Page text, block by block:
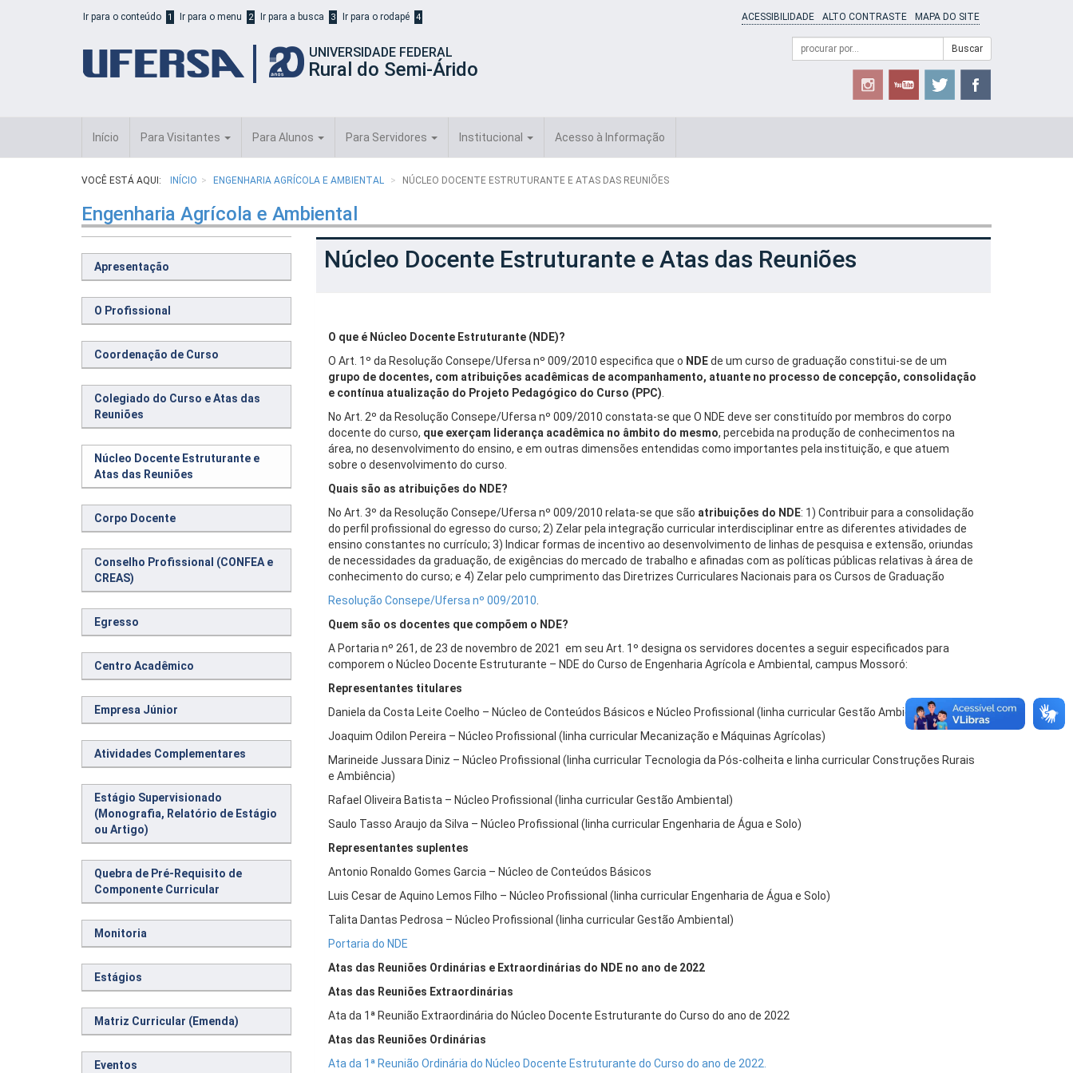
Ir para o conteúdo 1 Ir para o menu 2 Ir para a busca 3 Ir para o rodapé 4 ACESSIBILIDADE ALTO CONTRASTE MAPA DO SITE
UNIVERSIDADE FEDERAL
Rural do Semi-Árido
Formulário
Campo
de
Buscar
Início Para Visitantes Para Alunos Para Servidores Institucional Acesso à Informação
VOCÊ ESTÁ AQUI: INÍCIO ENGENHARIA AGRÍCOLA E AMBIENTAL NÚCLEO DOCENTE ESTRUTURANTE E ATAS DAS REUNIÕES
Engenharia Agrícola e Ambiental
Apresentação
O Profissional
Coordenação de Curso
Colegiado do Curso e Atas das
Reuniões
Núcleo Docente Estruturante e
Atas das Reuniões
Corpo Docente
Conselho Profissional (CONFEA e
CREAS)
Egresso
Centro Acadêmico
Empresa Júnior
Atividades Complementares
Estágio Supervisionado
(Monografia, Relatório de Estágio
ou Artigo)
Quebra de Pré-Requisito de
Componente Curricular
Monitoria
Estágios
Matriz Curricular (Emenda)
Eventos
Núcleo Docente Estruturante e Atas das Reuniões
O que é Núcleo Docente Estruturante (NDE)?
O Art. 1º da Resolução Consepe/Ufersa nº 009/2010 especifica que o NDEde um curso de graduação constitui-se de um
grupo de docentes, com atribuições acadêmicas de acompanhamento, atuante no processo de concepção, consolidação
e contínua atualização do Projeto Pedagógico do Curso (PPC)
No Art. 2º da Resolução Consepe/Ufersa nº 009/2010 constata-se que O NDE deve ser constituído por membros do corpo
docente do curso, que exerçam liderança acadêmica no âmbito do mesmo, percebida na produção de conhecimentos na
área, no desenvolvimento do ensino, e em outras dimensões entendidas como importantes pela instituição, e que atuem
sobre o desenvolvimento do curso.
Quais são as atribuições do NDE?
No Art. 3º da Resolução Consepe/Ufersa nº 009/2010 relata-se que são atribuições do NDE: 1) Contribuir para a consolidação
do perfil profissional do egresso do curso; 2) Zelar pela integração curricular interdisciplinar entre as diferentes atividades de
ensino constantes no currículo; 3) Indicar formas de incentivo ao desenvolvimento de linhas de pesquisa e extensão, oriundas
de necessidades da graduação, de exigências do mercado de trabalho e afinadas com as políticas públicas relativas à área de
conhecimento do curso; e 4) Zelar pelo cumprimento das Diretrizes Curriculares Nacionais para os Cursos de Graduação
Resolução Consepe/Ufersa nº 009/2010
Quem são os docentes que compõem o NDE?
A Portaria nº 261, de 23 de novembro de 2021 em seu Art. 1º designa os servidores docentes a seguir especificados para
comporem o Núcleo Docente Estruturante – NDE do Curso de Engenharia Agrícola e Ambiental, campus Mossoró:
Representantes titulares
Daniela da Costa Leite Coelho – Núcleo de Conteúdos Básicos e Núcleo Profissional (linha curricular Gestão Ambiental)
Joaquim Odilon Pereira – Núcleo Profissional (linha curricular Mecanização e Máquinas Agrícolas)
Marineide Jussara Diniz – Núcleo Profissional (linha curricular Tecnologia da Pós-colheita e linha curricular Construções Rurais
e Ambiência)
Rafael Oliveira Batista – Núcleo Profissional (linha curricular Gestão Ambiental)
Saulo Tasso Araujo da Silva – Núcleo Profissional (linha curricular Engenharia de Água e Solo)
Representantes suplentes
Antonio Ronaldo Gomes Garcia – Núcleo de Conteúdos Básicos
Luis Cesar de Aquino Lemos Filho – Núcleo Profissional (linha curricular Engenharia de Água e Solo)
Talita Dantas Pedrosa – Núcleo Profissional (linha curricular Gestão Ambiental)
Portaria do NDE
Atas das Reuniões Ordinárias e Extraordinárias do NDE no ano de 2022
Atas das Reuniões Extraordinárias
Ata da 1ª Reunião Extraordinária do Núcleo Docente Estruturante do Curso do ano de 2022
Atas das Reuniões Ordinárias
Ata da 1ª Reunião Ordinária do Núcleo Docente Estruturante do Curso do ano de 2022.